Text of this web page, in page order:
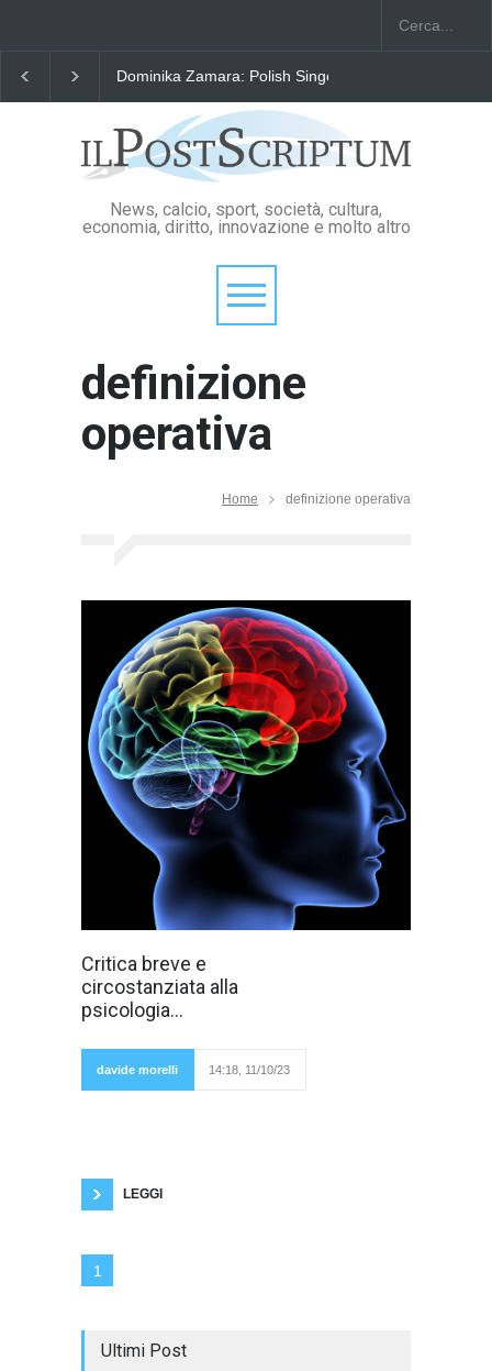
Dominika Zamara: Polish Singers' Alliance ofAmerica
News, calcio, sport, società, cultura,
economia, diritto, innovazione e molto altro
definizione
operativa
Home definizione operativa
Critica breve e
circostanziata alla
psicologia...
davide morelli 14:18, 11/10/23
LEGGI
1
Ultimi Post